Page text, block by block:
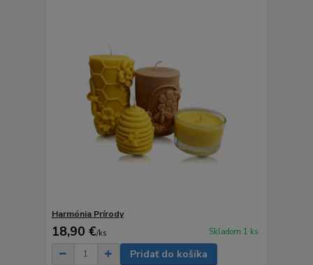
Harmónia Prírody
18,90 €/ks Skladom 1 ks
Pridať do košíka